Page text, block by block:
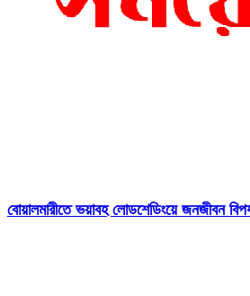
বোয়ালমারীতে ভয়াবহ লোডশেডিংয়ে জনজীবন